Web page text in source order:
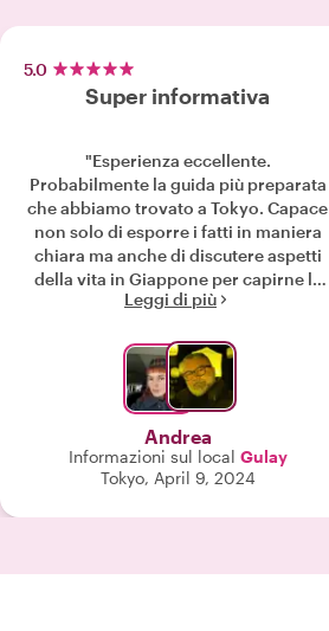
5.0
Super informativa
"Esperienza eccellente.
Probabilmente la guida più preparata
che abbiamo trovato a Tokyo. Capace
non solo di esporre i fatti in maniera
chiara ma anche di discutere aspetti
della vita in Giappone per capirne la
vera essenza. Grazie"
Leggi di più
Andrea
Informazioni sul local Gulay
Tokyo, April 9, 2024